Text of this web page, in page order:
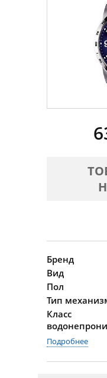
Бренд
Вид
Пол
Тип
Класс
Подробнее